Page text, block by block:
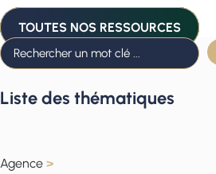
TOUTES NOS RESSOURCES
Liste des thématiques
Agence >